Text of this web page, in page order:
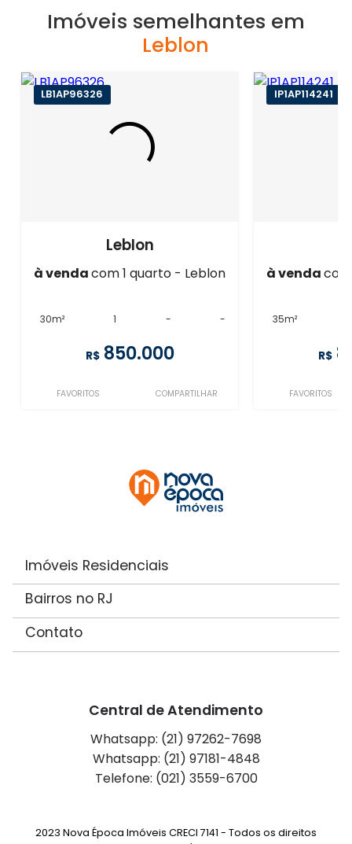
Imóveis semelhantes em
Leblon
LB1AP96326
Leblon
à vendacom 1 quarto - Leblon
30m² 1 - -
R$ 850.000
FAVORITOS COMPARTILHAR
IP1AP114241
à venda
35m²
R$
FAVORITOS
Imóveis Residenciais
Bairros no RJ
Contato
Central de Atendimento
Whatsapp: (21) 97262-7698
Whatsapp: (21) 97181-4848
Telefone: (021) 3559-6700
2023 Nova Época Imóveis CRECI 7141 - Todos os direitos